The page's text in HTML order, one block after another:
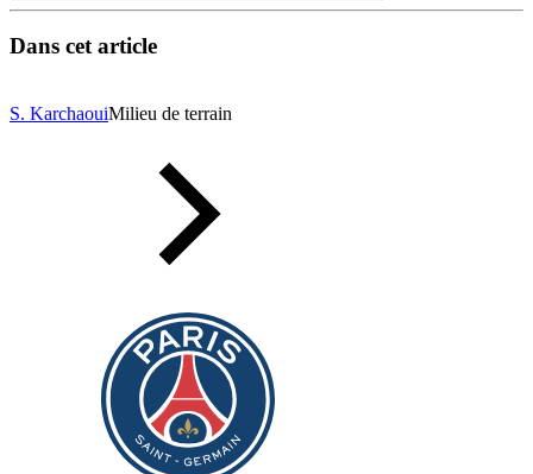
Dans cet article
S. KarchaouiMilieu de terrain